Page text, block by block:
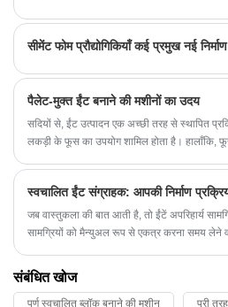
सीमेंट फोम प्रौद्योगिकियाँ कई प्रमुख नई
पैलेट-मुक्त ईंट बनाने की मशीनों का उदय
सदियों से, ईंट उत्पादन एक अच्छी तरह से स्थापित
लकड़ी के फूस का उपयोग शामिल होता है। हालाँकि,
स्वचालित ईंट संग्राहक: आपकी निर्माण
जब वास्तुकला की बात आती है, तो ईंटें अपरिहार्य
सामग्रियों को मैन्युअल रूप से एकत्र करना समय लेने
संबंधित खोज
पूर्ण स्वचालित ब्लॉक बनाने की मशीन पूरी